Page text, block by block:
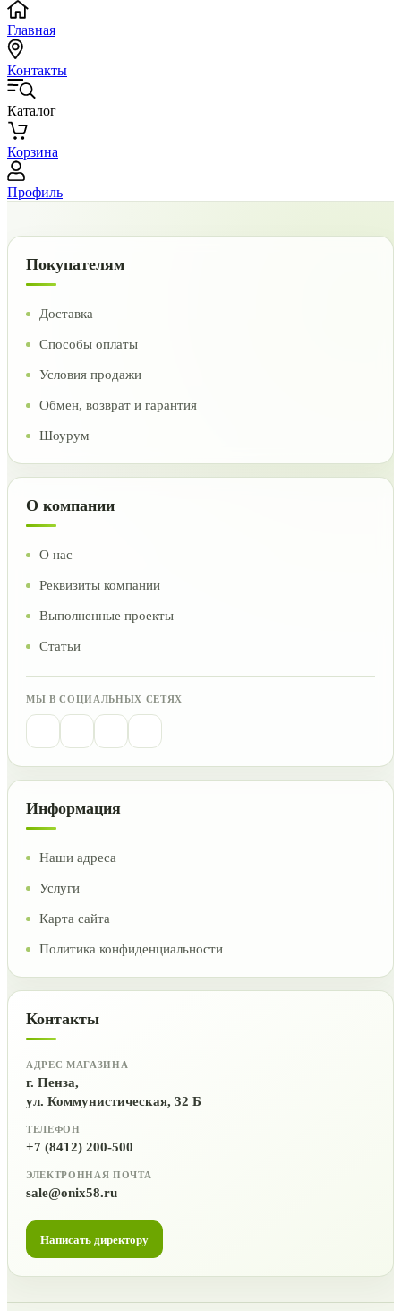
Главная
Контакты
Каталог
Корзина
Профиль
Покупателям
Доставка
Способы оплаты
Условия продажи
Обмен, возврат и гарантия
Шоурум
О компании
О нас
Реквизиты компании
Выполненные проекты
Статьи
МЫ В СОЦИАЛЬНЫХ СЕТЯХ
Информация
Наши адреса
Услуги
Карта сайта
Политика конфиденциальности
Контакты
АДРЕС МАГАЗИНА
г. Пенза,
ул. Коммунистическая, 32 Б
ТЕЛЕФОН
+7 (8412) 200-500
ЭЛЕКТРОННАЯ ПОЧТА
sale@onix58.ru
Написать директору